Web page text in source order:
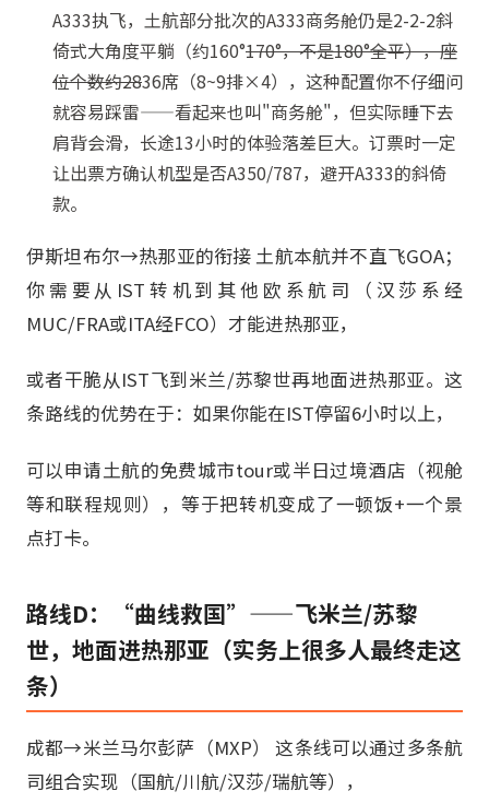
A333执飞，土航部分批次的A333商务舱仍是2-2-2斜
倚式大角度平躺（约160°170°，不是180°全平），座
位个数约2836席（8~9排×4），这种配置你不仔细问
就容易踩雷——看起来也叫"商务舱"，但实际睡下去
肩背会滑，长途13小时的体验落差巨大。订票时一定
让出票方确认机型是否A350/787，避开A333的斜倚
款。
伊斯坦布尔→热那亚的衔接 土航本航并不直飞GOA；
你需要从IST转机到其他欧系航司（汉莎系经
MUC/FRA或ITA经FCO）才能进热那亚，
或者干脆从IST飞到米兰/苏黎世再地面进热那亚。这
条路线的优势在于：如果你能在IST停留6小时以上，
可以申请土航的免费城市tour或半日过境酒店（视舱
等和联程规则），等于把转机变成了一顿饭+一个景
点打卡。
路线D：“曲线救国”——飞米兰/苏黎
世，地面进热那亚（实务上很多人最终走这
条）
成都→米兰马尔彭萨（MXP） 这条线可以通过多条航
司组合实现（国航/川航/汉莎/瑞航等），